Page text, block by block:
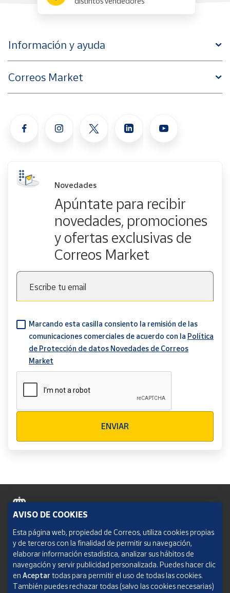
Información y ayuda
Correos Market
Novedades
Apúntate para recibir
novedades, promociones
y ofertas exclusivas de
Correos Market
Escribe tu email
Marcando esta casilla consiento la remisión de las
comunicaciones comerciales de acuerdo con la Política
de Protección de datos Novedades de Correos
Market
ENVIAR
Política de cookies
Aviso legal
Condiciones del servicio
AVISO DE COOKIES
Esta página web, propiedad de Correos, utiliza cookies propias
y de terceros con la finalidad de permitir su navegación,
elaborar información estadística, analizar sus hábitos de
navegación y servir publicidad personalizada. Puedes hacer clic
en Aceptar todas para permitir el uso de todas las cookies.
También puedes rechazar todas (salvo las cookies necesarias)